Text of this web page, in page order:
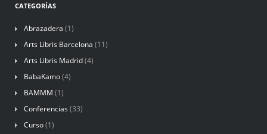
CATEGORÍAS
Abrazadera (1)
Arts Libris Barcelona (11)
Arts Libris Madrid(4)
BabaKamo(4)
BAMMM (1)
Conferencias (33)
Curso(1)